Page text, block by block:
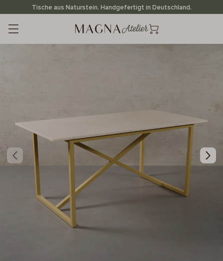
zum
Inhalt
Tische aus Naturstein. Handgefertigt in Deutschland.